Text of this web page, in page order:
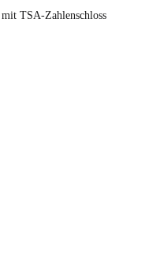
TSA-Zahlenschloss